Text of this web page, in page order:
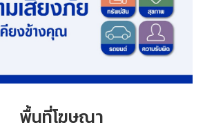
พื้นที่โฆษณา